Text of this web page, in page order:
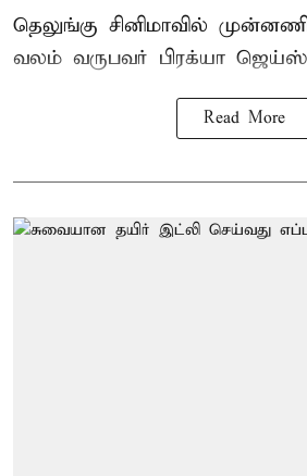
தெலுங்கு சினிமாவில்
வலம் வருபவர் பிரக்யா
Read More